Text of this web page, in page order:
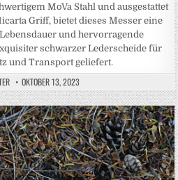
MoVa Stahl und ausgestattet
Griff, bietet dieses Messer eine
und hervorragende
schwarzer Lederscheide für
und Transport geliefert.
OKTOBER 13, 2023